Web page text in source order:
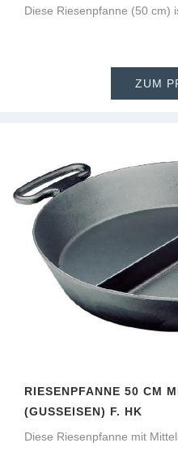
Diese Riesenpfanne (50 cm)
ZUM
RIESENPFANNE 50 CM
(GUSSEISEN) F. HK
Diese Riesenpfanne mit